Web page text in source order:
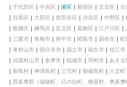
千代田区 中央区 港区 新宿区 文京区 台
目黒区
大田区 世田谷区 渋谷区 中野区
板橋区
練馬区 足立区 葛飾区 江戸川区
三鷹市
青梅市 府中市 昭島市 調布市 町
東村山市
国分寺市 国立市 福生市 狛江市
武蔵村山市
多摩市 稲城市 羽村市 あきる
新島村
神津島村 三宅村 御蔵島村 八丈町
西多摩郡（瑞穂町、日の出町、檜原村、奥多摩